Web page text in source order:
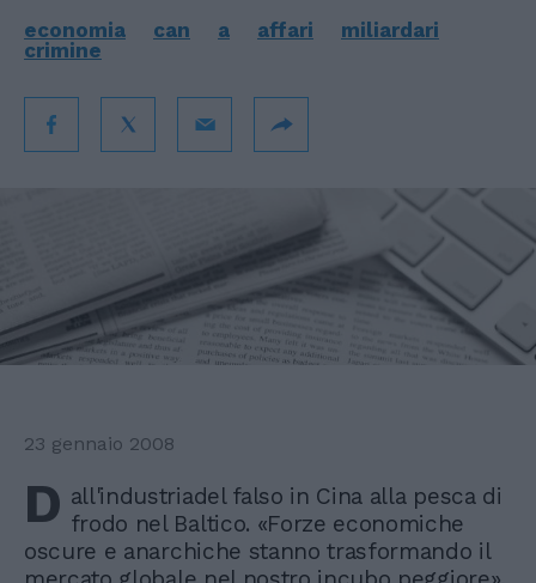
economia can a affari
miliardari
crimine
23 gennaio 2008
D all'industriadel falso in Cina alla pesca di
frodo nel Baltico. «Forze economiche
oscure e anarchiche stanno trasformando il